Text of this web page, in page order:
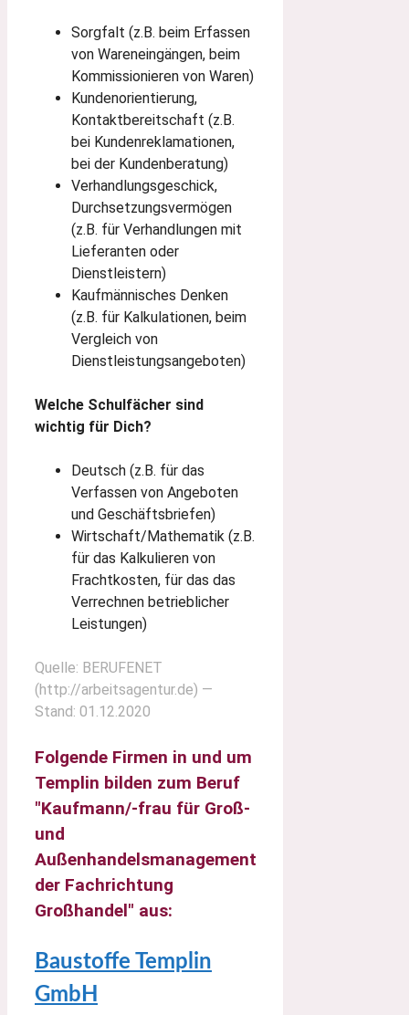
Sorgfalt (z.B. beim Erfassen
von Wareneingängen, beim
Kommissionieren von Waren)
Kundenorientierung,
Kontaktbereitschaft (z.B.
bei Kundenreklamationen,
bei der Kundenberatung)
Verhandlungsgeschick,
Durchsetzungsvermögen
(z.B. für Verhandlungen mit
Lieferanten oder
Dienstleistern)
Kaufmännisches Denken
(z.B. für Kalkulationen, beim
Vergleich von
Dienstleistungsangeboten)
Welche Schulfächer sind
wichtig für Dich?
Deutsch (z.B. für das
Verfassen von Angeboten
und Geschäftsbriefen)
Wirtschaft/Mathematik (z.B.
für das Kalkulieren von
Frachtkosten, für das das
Verrechnen betrieblicher
Leistungen)
Quelle: BERUFENET
(http://arbeitsagentur.de) —
Stand: 01.12.2020
Folgende Firmen in und um
Templin bilden zum Beruf
"Kaufmann/-frau für Groß-
und
Außenhandelsmanagement
der Fachrichtung
Großhandel" aus:
Baustoffe Templin
GmbH